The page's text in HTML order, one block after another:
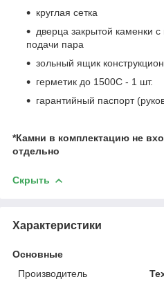
круглая сетка
дверца закрытой каменки
подачи пара
зольный ящик
герметик до 1500С - 1 шт.
гарантийный паспорт
*Камни в комплектацию не
отдельно
Скрыть
Характеристики
Основные
Производитель